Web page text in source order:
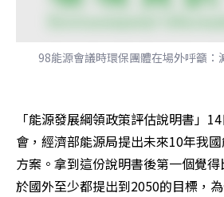
98能源會議時環保團體在場外呼籲：
「能源發展綱領政策評估說明書」
會，經濟部能源局提出未來10年我
方案。拿到這份說明書後第一個覺
於國外至少都提出到2050的目標，